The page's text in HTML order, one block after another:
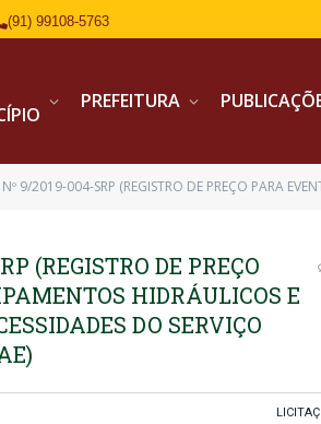
(91) 99108-5763
PREFEITURA
(REGISTRO DE PREÇO PARA EVENTUAL AQUISIÇÃO DE EQUIPAMENTOS
(REGISTRO DE PREÇO
HIDRÁULICOS E
DO SERVIÇO